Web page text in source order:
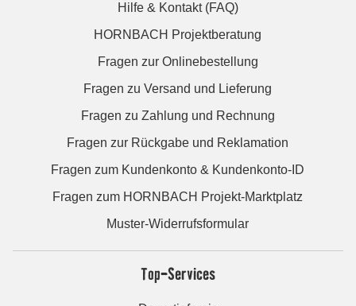
Hilfe & Kontakt (FAQ)
HORNBACH Projektberatung
Fragen zur Onlinebestellung
Fragen zu Versand und Lieferung
Fragen zu Zahlung und Rechnung
Fragen zur Rückgabe und Reklamation
Fragen zum Kundenkonto & Kundenkonto-ID
Fragen zum HORNBACH Projekt-Marktplatz
Muster-Widerrufsformular
Top-Services